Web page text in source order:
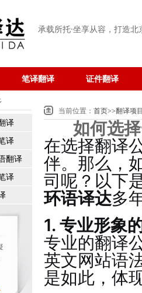
承载所托·坐享从容 ，打造
笔译翻译 证件翻译
当前位置： 首页>>翻译项
如何选
在选择翻译
伴。那么，
司呢？以下
环语译达多
1. 专业形象
专业的翻译
英文网站语
是如此，体
译
译
翻译
译